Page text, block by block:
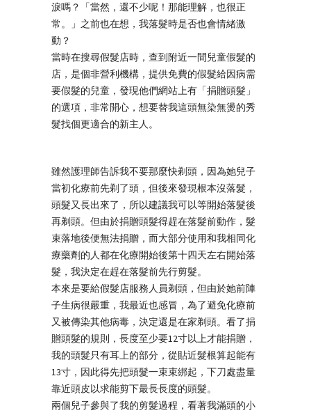
淚嗎？「當然，還不少呢！那能理解，也很正
常。」之前也在想，我落髮時是否也會情緒激
動？
當時在搜尋假髮店時，查到附近一間兒童假髮的
店，是個非營利機構，提供免費的假髮給因病需
要假髮的兒童，發現他們網站上有「捐贈頭髮」
的選項，非常開心，想要替我這頭無染無燙的秀
髮找個更適合的新主人。
雖然護理師告訴我不要那麼快剃頭，因為她兒子
當初化療前先剃了頭，但後來發現根本沒落髮，
頭髮又長出來了，所以建議我可以等開始落髮後
再剃頭。但由於捐贈頭髮得趕在落髮前動作，髮
束落地後便無法捐贈，而大部分使用和我相同化
療藥劑的人都在化療開始後第十四天左右開始落
髮，我決定在趕在落髮前先行剪髮。
本來是要給假髮店服務人員剃頭，但由於她前陣
子生病很嚴重，我最近也感冒，為了避免化療前
又被傳染其他病毒，決定還是在家剃頭。看了捐
贈頭髮的規則，長度至少要12寸以上才能捐贈，
我的頭髮只有耳上的部分，從貼近髮根算起能有
13寸，因此得先把頭髮一束束綁起，下刀處盡量
靠近頭皮以求能剪下最長長度的頭髮。
兩個兒子參與了我的剪髮過程，看著我滿頭的小